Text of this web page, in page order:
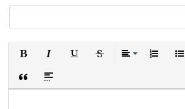
Вставка цитаты
Вставка спойлера